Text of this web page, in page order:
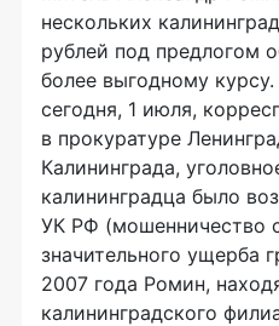
нескольких
рублей под предлогом
более выгодному
сегодня, 1 июля,
в прокуратуре
Калининграда,
калининградца было
УК РФ (мошенничество
значительного ущерба
2007 года Ромин,
калининградского